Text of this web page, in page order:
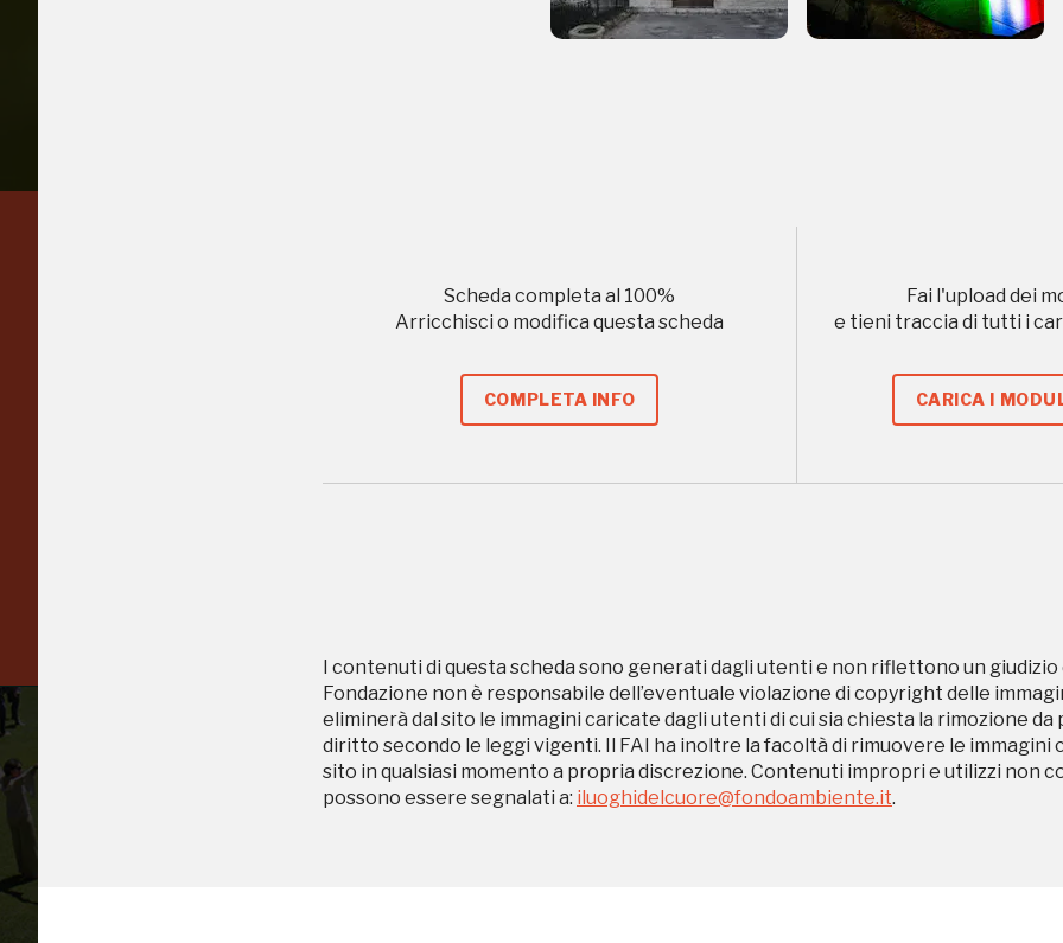
Scheda completa al 100%
Arricchisci o modifica questa scheda
COMPLETA INFO
Fai l'upload dei
e tieni traccia di tutti i
CARICA I
I contenuti di questa scheda sono generati dagli utenti e non riflettono un giudizio
Fondazione non è responsabile dell’eventuale violazione di copyright delle
eliminerà dal sito le immagini caricate dagli utenti di cui sia chiesta la rimozione
diritto secondo le leggi vigenti. Il FAI ha inoltre la facoltà di rimuovere le immagini
sito in qualsiasi momento a propria discrezione. Contenuti impropri e utilizzi non
possono essere segnalati a: iluoghidelcuore@fondoambiente.it.
Sansevero
Napoli